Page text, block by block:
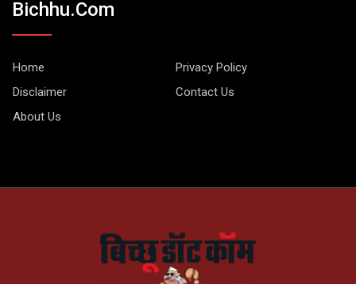
Bichhu.com
Home
Privacy Policy
Disclaimer
Contact Us
About Us